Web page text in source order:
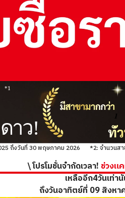
ดาว!
*1
1
ถึงวันที่ 30 พฤษภาคม 2026 *2: จำนวนส
\ โปรโมชั่นจำกัดเวลา! ช่วงแ
เหลืออีก4วันเท่า
ถึงวันอาทิตย์ที่ 09 สิงหา